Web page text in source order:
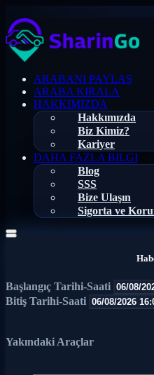
ARABANI PAYLAŞ
ARABA KIRALA
HAKKIMIZDA
Hakkımızda
Biz Kimiz?
Kariyer
DAHA FAZLA BILGI
Blog
SSS
Bize Ulaşın
Sigorta ve
Başlangıç Tarihi-Saati
Bitiş Tarihi-Saati
Yakındaki Araçlar